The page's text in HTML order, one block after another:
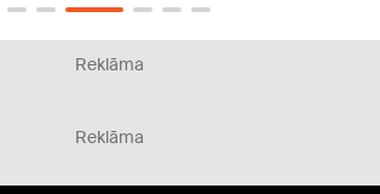
Reklāma
Reklāma